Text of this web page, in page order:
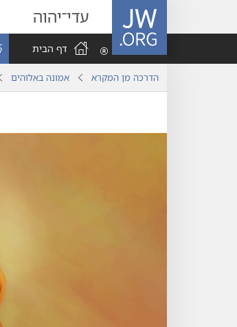
JW.ORG עדי־יהוה
דף הבית
הדרכה מן המקרא אמונה באלוהים